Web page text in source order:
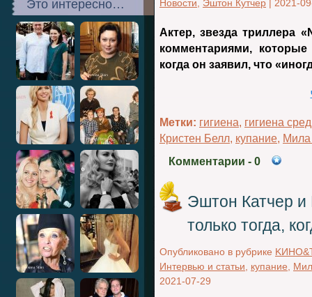
Это интересно…
Новости
Эштон Кутчер | 2021-
Актер, звезда триллера
комментариями,
когда он заявил, что
Метки: гигиена, гигиена
Кристен Белл, купание, Мила
Комментарии - 0
Эштон Катчер и
только тогда,
Опубликовано в рубрике
Интервью и статьи
купание
2021-07-29